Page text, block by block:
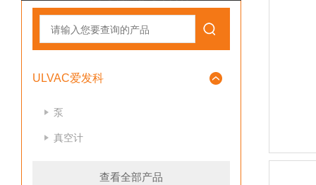
ULVAC爱发科
泵
真空计
查看全部产品